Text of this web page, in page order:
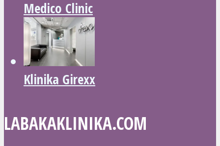
Medico Clinic
Klinika Girexx
LABAKAKLINIKA.COM